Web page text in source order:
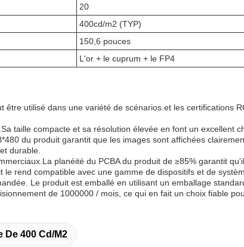
20
400cd/m2 (TYP)
150,6 pouces
L'or + le cuprum + le FP4
utilisé dans une variété de scénarios.et les certifications
taille compacte et sa résolution élevée en font un excellent
du produit garantit que les images sont affichées
durable.
planéité du PCBA du produit de ≥85% garantit
rend compatible avec une gamme de dispositifs et de
Le produit est emballé en utilisant un emballage
de 1000000 / mois, ce qui en fait un choix fiable
De 400 Cd/m2